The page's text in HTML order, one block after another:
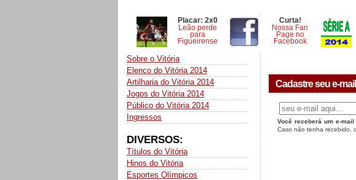
Placar: 2x0
Leão perde
para
Figueirense
Curta!
Nossa Fan
Page no
Facebook
Sobre o Vitória
Elenco do Vitória 2014
Artilharia do Vitória 2014
Jogos do Vitória 2014
Público do Vitória 2014
Ingressos
DIVERSOS:
Títulos do Vitória
Hinos do Vitória
Esportes Olímpicos
Cadastre seu e-
Você receberá um e-
Caso não tenha recebido,